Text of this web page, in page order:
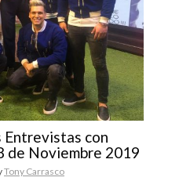
Entrevistas con
de Noviembre 2019
Tony Carrasco